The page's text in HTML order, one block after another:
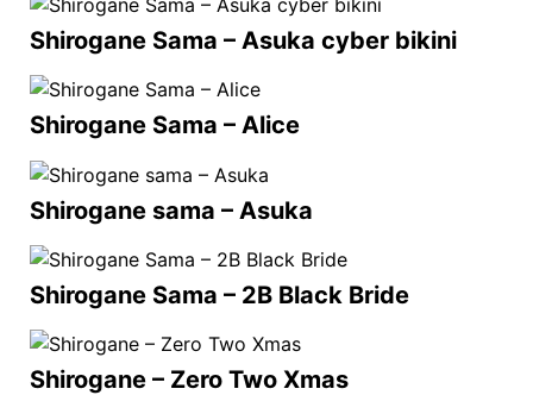
Shirogane Sama – Asuka cyber bikini
Shirogane Sama – Alice
Shirogane sama – Asuka
Shirogane Sama – 2B Black Bride
Shirogane – Zero Two Xmas